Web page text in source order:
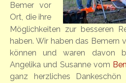
Bemer vor
Ort, die ihre
Möglichkeiten zur besseren
haben. Wir haben das Bemern
können und waren davon
Angelika und Susanne vom
ganz herzliches